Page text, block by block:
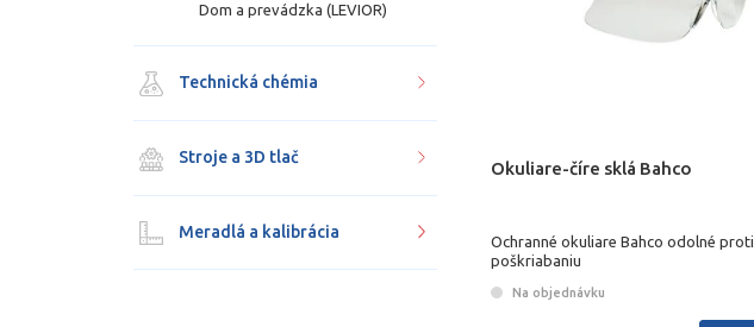
Okuliare-číre sklá Bahco
Ochranné okuliare Bahco odolné proti
poškriabaniu
Na objednávku
Dom a prevádzka (LEVIOR)
Technická chémia
Stroje a 3D tlač
Meradlá a kalibrácia